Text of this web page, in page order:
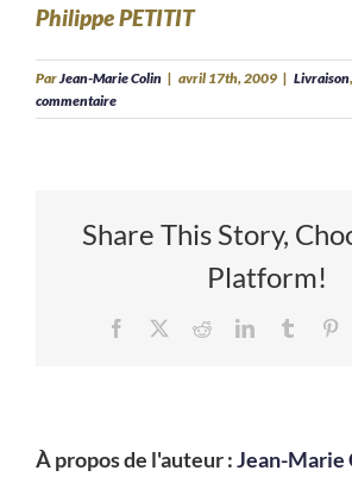
Philippe PETITIT
ParJean-Marie Colin | avril 17th, 2009 | Livraison,
commentaire
Share This Story,
Platform!
Facebook RedditLinkedInTumblr
À propos de l'auteur :Jean-Marie